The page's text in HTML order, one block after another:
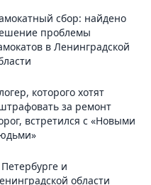
сбор: найдено
проблемы
в Ленинградской
которого хотят
за ремонт
встретился с «Новыми
и
области